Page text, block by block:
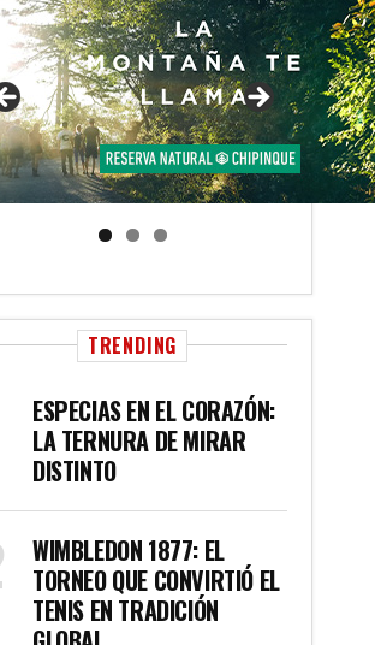
TRENDING
ESPECIAS EN EL CORAZÓN:
LA TERNURA DE MIRAR
DISTINTO
WIMBLEDON 1877: EL
TORNEO QUE CONVIRTIÓ EL
TENIS EN TRADICIÓN